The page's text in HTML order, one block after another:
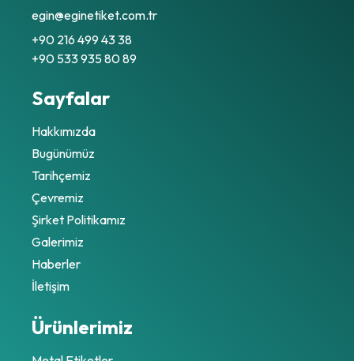
egin@eginetiket.com.tr
+90 216 499 43 38
+90 533 935 80 89
Sayfalar
Hakkımızda
Bugünümüz
Tarihçemiz
Çevremiz
Şirket Politikamız
Galerimiz
Haberler
İletişim
Ürünlerimiz